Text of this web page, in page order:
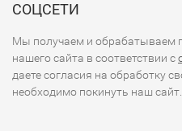
СОЦСЕТИ
Мы получаем и обрабатываем
нашего сайта в соответствии с
даете согласия на обработку
необходимо покинуть наш сайт.